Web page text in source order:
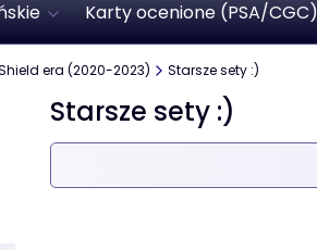
Karty ocenione (PSA/CGC)
era (2020-2023) Starsze sety :)
Starsze sety :)
Lista produktów